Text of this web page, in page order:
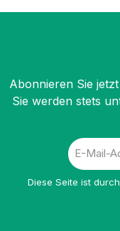
Abonnieren Sie
Sie werden stets
E-
Mail-
Diese Seite ist